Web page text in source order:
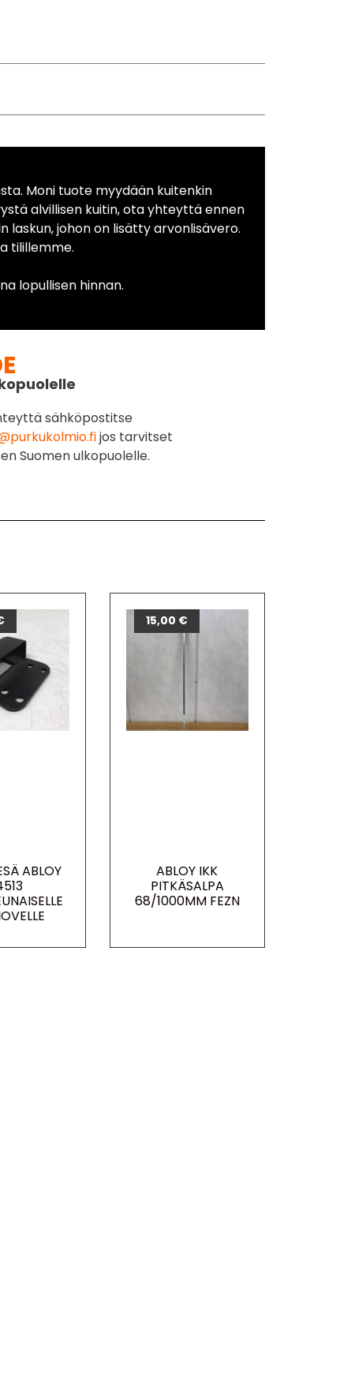
Moni tuote myydään kuitenkin
alvillisen kuitin, ota yhteyttä ennen
laskun, johon on lisätty arvonlisävero.
tilillemme.
lopullisen hinnan.
sähköpostitse
jos tarvitset
Suomen ulkopuolelle.
ABLOY
ABLOY IKK
PITKÄSALPA
68/1000MM FEZN
15,00 €